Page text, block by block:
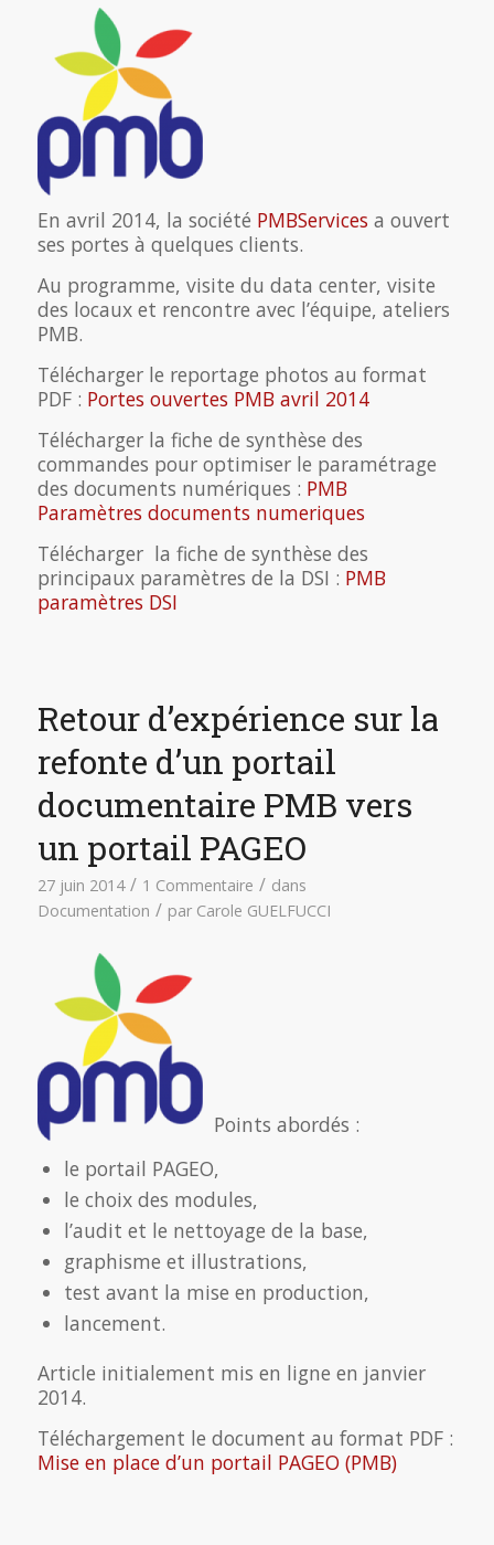
En avril 2014, la société PMBServices a ouvert
ses portes à quelques clients.
Au programme, visite du data center, visite
des locaux et rencontre avec l’équipe, ateliers
PMB.
Télécharger le reportage photos au format
PDF : Portes ouvertes PMB avril 2014
Télécharger la fiche de synthèse des
commandes pour optimiser le paramétrage
des documents numériques : PMB
Paramètres documents numeriques
Télécharger la fiche de synthèse des
principaux paramètres de la DSI : PMB
paramètres DSI
Retour d’expérience sur la
refonte d’un portail
documentaire PMB vers
un portail PAGEO
27 juin 2014 / 1 Commentaire / dans
Documentation / par Carole GUELFUCCI
Points abordés :
le portail PAGEO,
le choix des modules,
l’audit et le nettoyage de la base,
graphisme et illustrations,
test avant la mise en production,
lancement.
Article initialement mis en ligne en janvier
2014.
Téléchargement le document au format PDF :
Mise en place d’un portail PAGEO (PMB)